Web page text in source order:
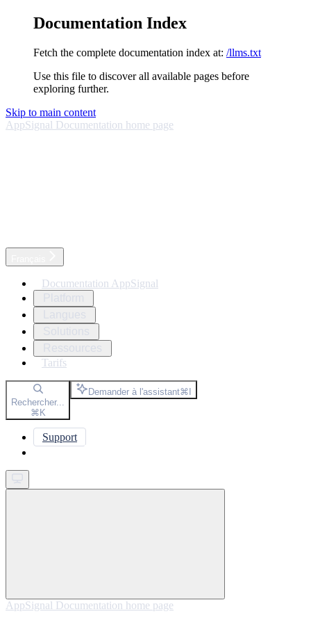
Documentation Index
Fetch the complete documentation index at: /llms.txt
Use this file to discover all available pages before
exploring further.
Skip to main content
AppSignal Documentation home page
Documentation AppSignal
Tarifs
Rechercher...
⌘K
Demander à l'assistant⌘I
Support
AppSignal Documentation home page